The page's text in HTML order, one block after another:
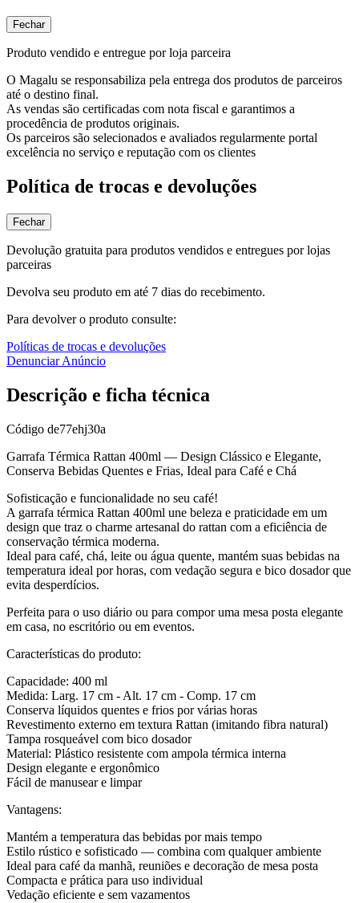
Fechar
Produto vendido e entregue por loja parceira
O Magalu se responsabiliza pela entrega dos produtos de parceiros
até o destino final.
As vendas são certificadas com nota fiscal e garantimos a
procedência de produtos originais.
Os parceiros são selecionados e avaliados regularmente portal
excelência no serviço e reputação com os clientes
Política de trocas e devoluções
Fechar
Devolução gratuita para produtos vendidos e entregues por lojas
parceiras
Devolva seu produto em até 7 dias do recebimento.
Para devolver o produto consulte:
Políticas de trocas e devoluções
Denunciar Anúncio
Descrição e ficha técnica
Código de77ehj30a
Garrafa Térmica Rattan 400ml — Design Clássico e Elegante,
Conserva Bebidas Quentes e Frias, Ideal para Café e Chá
Sofisticação e funcionalidade no seu café!
A garrafa térmica Rattan 400ml une beleza e praticidade em um
design que traz o charme artesanal do rattan com a eficiência de
conservação térmica moderna.
Ideal para café, chá, leite ou água quente, mantém suas bebidas na
temperatura ideal por horas, com vedação segura e bico dosador que
evita desperdícios.
Perfeita para o uso diário ou para compor uma mesa posta elegante
em casa, no escritório ou em eventos.
Características do produto:
Capacidade: 400 ml
Medida: Larg. 17 cm - Alt. 17 cm - Comp. 17 cm
Conserva líquidos quentes e frios por várias horas
Revestimento externo em textura Rattan (imitando fibra natural)
Tampa rosqueável com bico dosador
Material: Plástico resistente com ampola térmica interna
Design elegante e ergonômico
Fácil de manusear e limpar
Vantagens:
Mantém a temperatura das bebidas por mais tempo
Estilo rústico e sofisticado — combina com qualquer ambiente
Ideal para café da manhã, reuniões e decoração de mesa posta
Compacta e prática para uso individual
Vedação eficiente e sem vazamentos